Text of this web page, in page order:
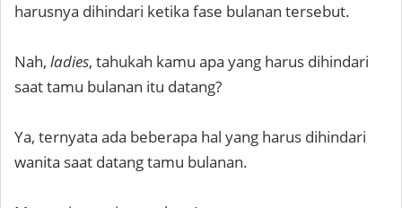
harusnya dihindari ketika fase bulanan tersebut.
Nah, ladies, tahukah kamu apa yang harus dihindari
saat tamu bulanan itu datang?
Ya, ternyata ada beberapa hal yang harus dihindari
wanita saat datang tamu bulanan.